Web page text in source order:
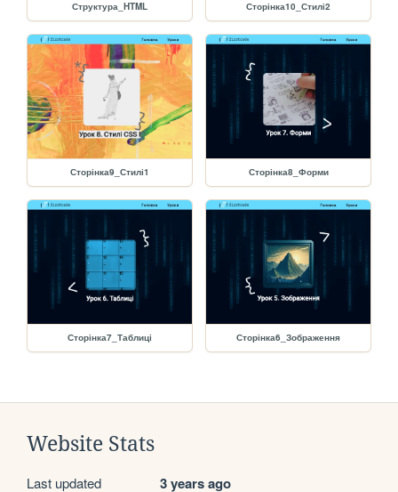
Структура_HTML Сторінка10_Стилі2
Сторінка9_Стилі1 Сторінка8_Форми
Сторінка7_Таблиці Сторінка6_Зображення
Website Stats
Last updated 3 years ago